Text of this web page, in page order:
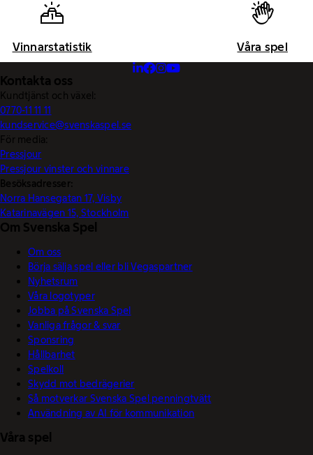
Vinnarstatistik Våra spel
Kontakta oss
Kundtjänst och växel:
0770-11 11 11
kundservice@svenskaspel.se
För media:
Pressjour
Pressjour vinster och vinnare
Besöksadresser:
Norra Hansegatan 17, Visby
Katarinavägen 15, Stockholm
Om Svenska Spel
Om oss
Börja sälja spel eller bli Vegaspartner
Nyhetsrum
Våra logotyper
Jobba på Svenska Spel
Vanliga frågor & svar
Sponsring
Hållbarhet
Spelkoll
Skydd mot bedrägerier
Så motverkar Svenska Spel penningtvätt
Användning av AI för kommunikation
Våra spel